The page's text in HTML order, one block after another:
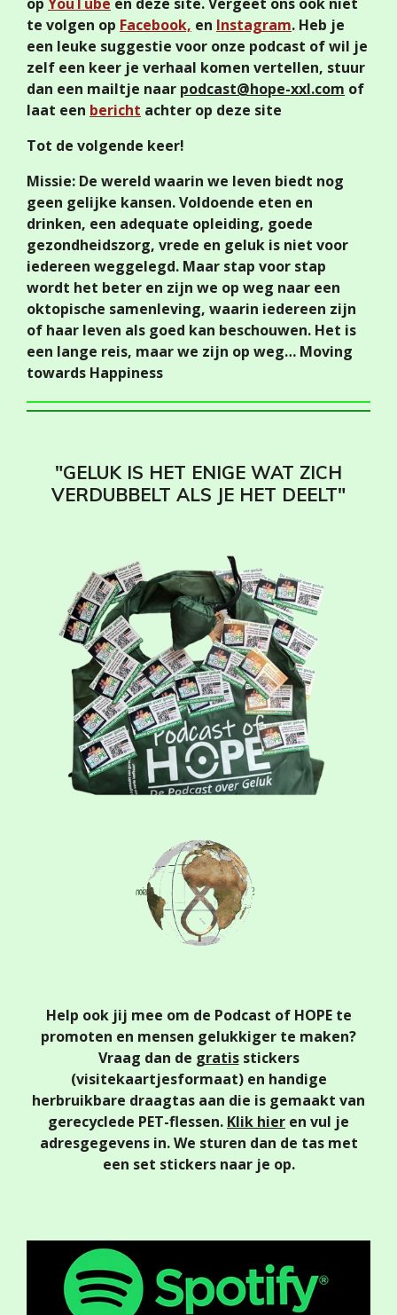
te volgen op Facebook, en Instagram. Heb je
een leuke suggestie voor onze podcast of wil je
zelf een keer je verhaal komen vertellen, stuur
dan een mailtje naar podcast@hope-xxl.com of
laat een bericht achter op deze site
Tot de volgende keer!
Missie: De wereld waarin we leven biedt nog
geen gelijke kansen. Voldoende eten en
drinken, een adequate opleiding, goede
gezondheidszorg, vrede en geluk is niet voor
iedereen weggelegd. Maar stap voor stap
wordt het beter en zijn we op weg naar een
oktopische samenleving, waarin iedereen zijn
of haar leven als goed kan beschouwen. Het is
een lange reis, maar we zijn op weg… Moving
towards Happiness
"GELUK IS HET ENIGE WAT ZICH
VERDUBBELT ALS JE HET DEELT"
Help ook jij mee om de Podcast of HOPE te
promoten en mensen gelukkiger te maken?
Vraag dan de gratisstickers
(visitekaartjesformaat) en handige
herbruikbare draagtas aan die is gemaakt van
gerecyclede PET-flessen. Klik hier en vul je
adresgegevens in. We sturen dan de tas met
een set stickers naar je op.